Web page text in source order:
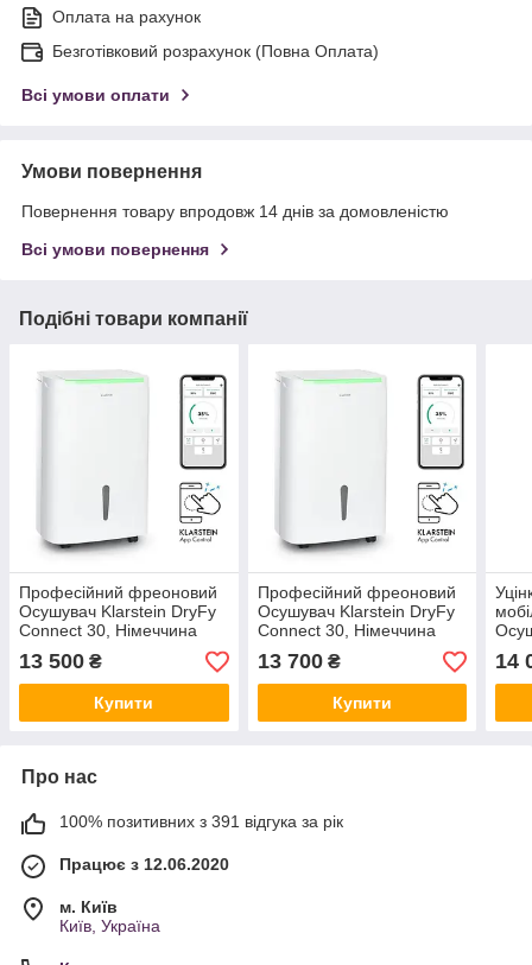
Оплата на рахунок
Безготівковий розрахунок (Повна Оплата)
Всі умови оплати
Умови повернення
Повернення товару впродовж 14 днів за домовленістю
Всі умови повернення
Подібні товари компанії
Професійний фреоновий
Осушувач Klarstein DryFy
Connect 30, Німеччина
13 500 ₴
Купити
Професійний фреоновий
Осушувач Klarstein DryFy
Connect 30, Німеччина
13 700₴
Купити
14
Про нас
100% позитивних з 391 відгука за рік
Працює з 12.06.2020
м. Київ
Київ, Україна